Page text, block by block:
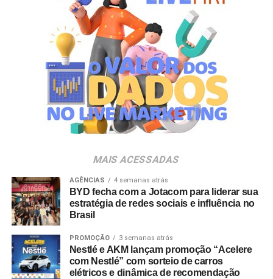
de negócios e marketing da Holding Clube e gestor do
A produção do evento é assinada pela agência Banco_
em parceria com a Storymakers e a Cross Networking,
empresas pertencentes ao ecossistema da Holding
Clube. O projeto criativo mantém a assinatura “Brasil na
Veia”, conceito focado na valorização da cultura nacional,
da música e da hospitalidade carioca.
no canal oficial da Ticketmaster, com lote inicial a partir
de R$ 3.950,00. As demais atualizações e atrações do
evento serão divulgadas nos canais oficiais do camarote
nos próximos meses.
MAIS ACESSADAS
AGÊNCIAS 4 semanas atrás
BYD fecha com a Jotacom para liderar sua
estratégia de redes sociais e influência no
Brasil
PROMOÇÃO 3 semanas atrás
Nestlé e AKM lançam promoção “Acelere
com Nestlé” com sorteio de carros
elétricos e dinâmica de recomendação